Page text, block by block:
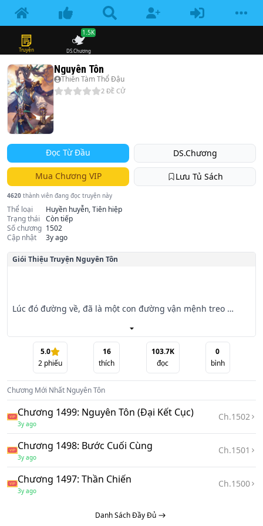
Truyện DS.Chương
1.5K
Nguyên Tôn
Thiên Tàm Thổ Đậu
2 ĐỀ CỬ
Đọc Từ Đầu DS.Chương
Mua Chương VIP Lưu Tủ Sách
4620 thành viên đang đọc truyện này
Thể loại
Huyền huyễn, Tiên hiệp
Trạng thái
Còn tiếp
Số chương 1502
Cập nhật
3y ago
Giói Thiệu Truyện Nguyên Tôn
Lúc đó đường về, đã là một con đường vận mệnh treo
Ngày xưa vinh hoa, như thay đổi khôn lường, một giấc ác
mộng dài.
Thiếu niên chấp bút, Long Xà bay động.
Là vì một vòng quang mang bổ ra dáng vẻ nặng nề chi loạn
thế, vấn đỉnh điện ngọc thương khung.
Đường báo thù, cùng ta đồng hành.
Một ngụm Huyền Hoàng chân khí nhất định nuốt thiên địa
5.0
2 phiếu
16
thích
103.7K
đọc
0
bình
Chương Mới Nhất Nguyên Tôn
Chương 1499: Nguyên Tôn (Đại Kết Cục)
3y ago
Ch.1502
Chương 1498: Bước Cuối Cùng
3y ago
Ch.1501
Chương 1497: Thần Chiến
3y ago
Ch.1500
Danh Sách Đầy Đủ